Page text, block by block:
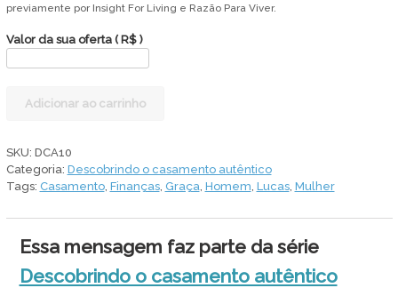
previamente por Insight For Living e Razão Para Viver.
Valor da sua oferta ( R$ )
que
separe
quantidade
Adicionar ao carrinho
SKU: DCA10
Categoria: Descobrindo o casamento autêntico
Tags: Casamento, Finanças, Graça Homem Lucas, Mulher
Essa mensagem faz parte da série
Descobrindo o casamento autêntico